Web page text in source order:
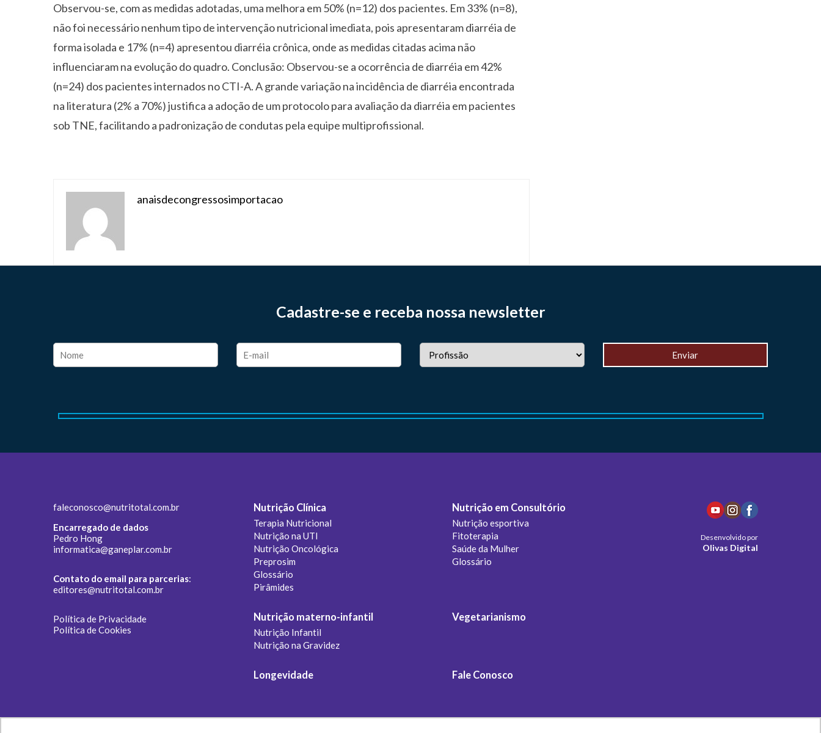
Observou-se, com as medidas adotadas, uma melhora em 50% (n=12) dos pacientes. Em 33% (n=8),
não foi necessário nenhum tipo de intervenção nutricional imediata, pois apresentaram diarréia de
forma isolada e 17% (n=4) apresentou diarréia crônica, onde as medidas citadas acima não
influenciaram na evolução do quadro. Conclusão: Observou-se a ocorrência de diarréia em 42%
(n=24) dos pacientes internados no CTI-A. A grande variação na incidência de diarréia encontrada
na literatura (2% a 70%) justifica a adoção de um protocolo para avaliação da diarréia em pacientes
sob TNE, facilitando a padronização de condutas pela equipe multiprofissional.
anaisdecongressosimportacao
Cadastre-se e receba nossa newsletter
faleconosco@nutritotal.com.br
Encarregado de dados
Pedro Hong
informatica@ganeplar.com.br
Contato do email para parcerias:
editores@nutritotal.com.br
Política de Privacidade
Política de Cookies
Nutrição Clínica
Terapia Nutricional
Nutrição na UTI
Nutrição Oncológica
Preprosim
Glossário
Pirâmides
Nutrição em Consultório
Nutrição esportiva
Fitoterapia
Saúde da Mulher
Glossário
Nutrição materno-infantil
Nutrição Infantil
Nutrição na Gravidez
Vegetarianismo
Longevidade Fale Conosco
Desenvolvido por
Olivas Digital